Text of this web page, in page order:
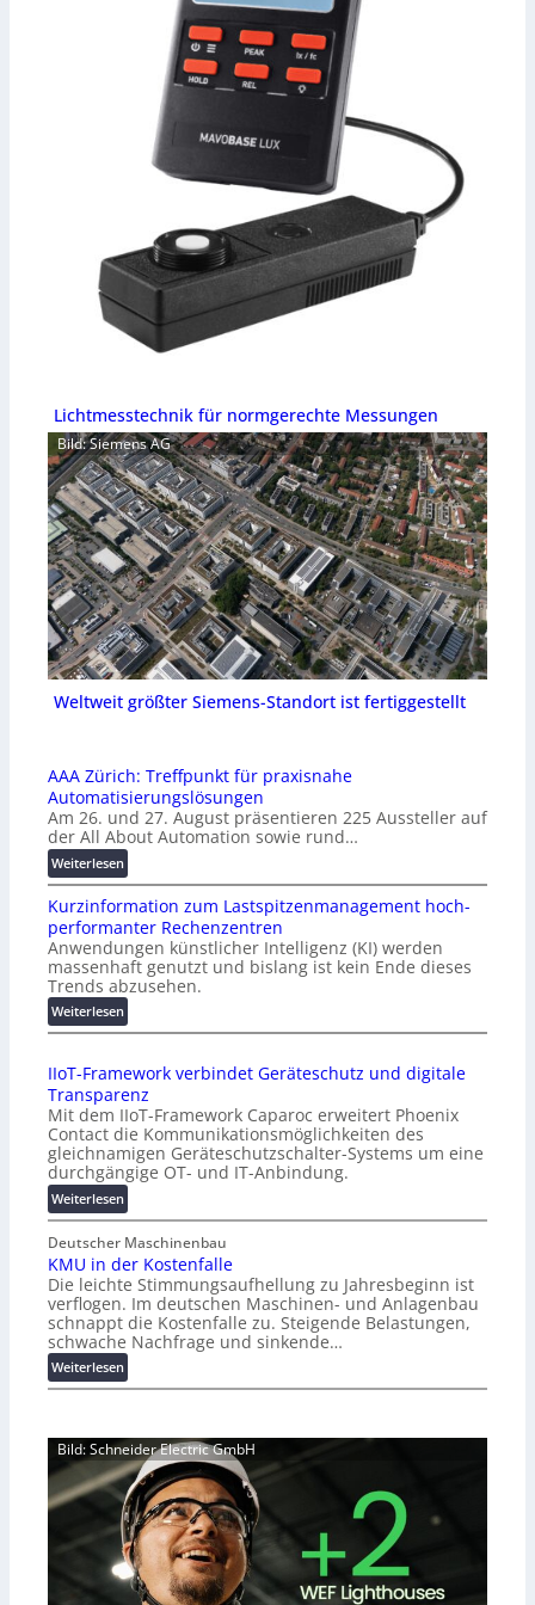
Lichtmesstechnik für normgerechte Messungen
Bild: Siemens AG
Weltweit größter Siemens-Standort ist fertiggestellt
AAA Zürich: Treffpunkt für praxisnahe
Automatisierungslösungen
Am 26. und 27. August präsentieren 225 Aussteller auf
der All About Automation sowie rund…
Weiterlesen:
A
A
A
Z
ü
r
i
c
:
T
r
e
f
f
p
u
n
k
t
f
ü
r
p
x
i
s
n
a
h
e
A
Kurzinformation zum Lastspitzenmanagement hoch-
performanter Rechenzentren
Anwendungen künstlicher Intelligenz (KI) werden
massenhaft genutzt und bislang ist kein Ende dieses
Trends abzusehen.
Weiterlesen:
K
r
z
i
n
f
o
r
m
a
t
i
o
n
z
u
a
s
t
s
p
i
t
z
IIoT-Framework verbindet Geräteschutz und digitale
Transparenz
Mit dem IIoT-Framework Caparoc erweitert Phoenix
Contact die Kommunikationsmöglichkeiten des
gleichnamigen Geräteschutzschalter-Systems um eine
durchgängige OT- und IT-Anbindung.
Weiterlesen:
I
I
o
T
-
F
r
a
m
o
r
k
v
e
r
b
Deutscher Maschinenbau
KMU in der Kostenfalle
Die leichte Stimmungsaufhellung zu Jahresbeginn ist
verflogen. Im deutschen Maschinen- und Anlagenbau
schnappt die Kostenfalle zu. Steigende Belastungen,
schwache Nachfrage und sinkende…
Weiterlesen:
K
i
n
d
e
r
K
o
Bild: Schneider Electric GmbH